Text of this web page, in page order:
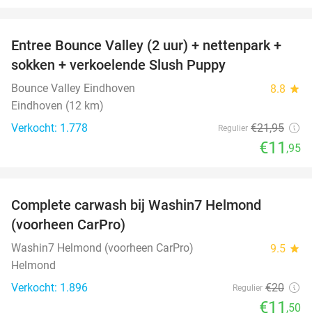
46%
Entree Bounce Valley (2 uur) + nettenpark +
sokken + verkoelende Slush Puppy
Bounce Valley Eindhoven 8.8 star
Eindhoven (12 km)
Verkocht: 1.778
Regulier €21,95
€11 ,95
Complete carwash bij Washin7 Helmond
(voorheen CarPro)
Washin7 Helmond (voorheen CarPro) 9.5 star
Helmond
Verkocht: 1.896
Regulier €20
€11 ,50